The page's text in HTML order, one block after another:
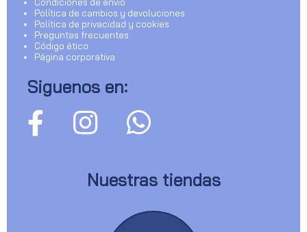
Política de cambios y devoluciones
Política de privacidad y cookies
Preguntas frecuentes
Código ético
Página corporativa
Siguenos en:
Nuestras tiendas